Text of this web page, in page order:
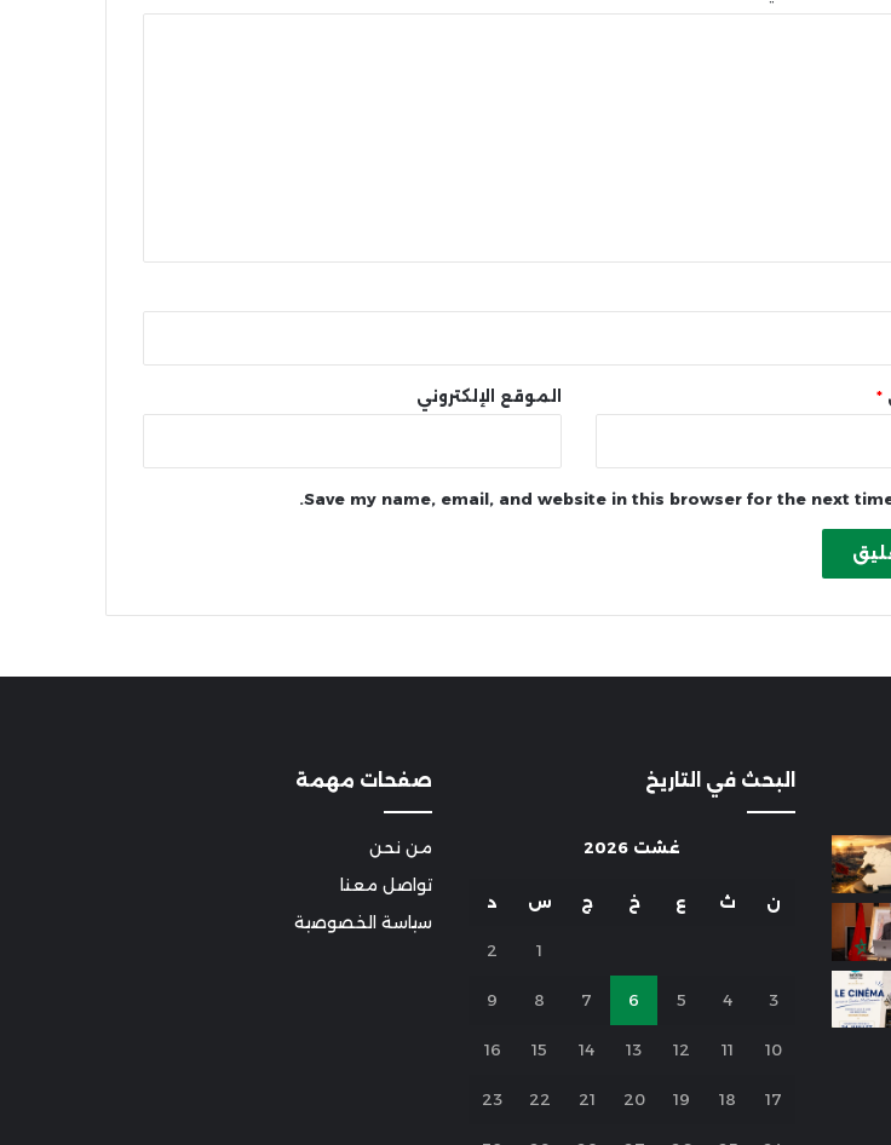
* الموقع الإلكتروني
Save my name, email, and website in this browser for the next
البحث في التاريخ
غشت 2026
ن ث ع خ ج س د
1
2
3
4
5
6
7
8
9
10
11
12
13
14
15
16
17
18
19
20
21
22
23
صفحات مهمة
من نحن
تواصل معنا
سياسة الخصوصية